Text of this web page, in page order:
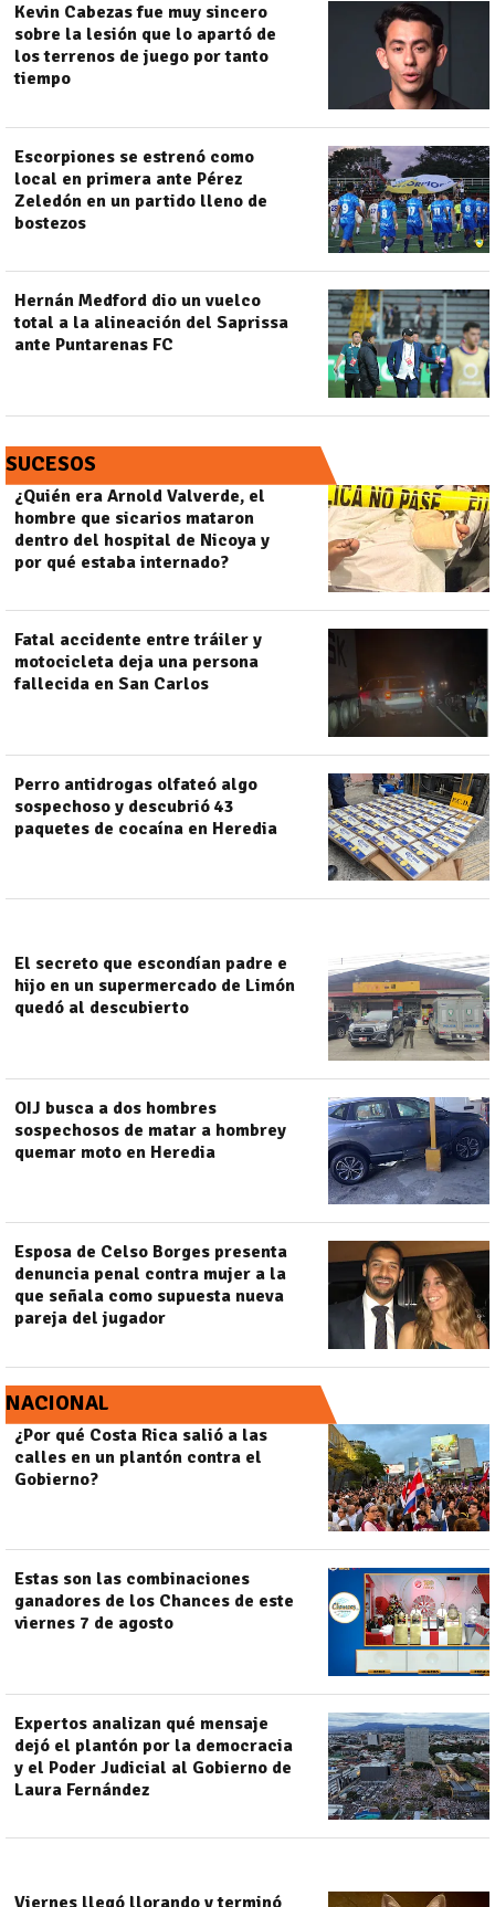
Kevin Cabezas fue muy sincero
sobre la lesión que lo apartó de
los terrenos de juego por tanto
tiempo
Escorpiones se estrenó como
local en primera ante Pérez
Zeledón en un partido lleno de
bostezos
Hernán Medford dio un vuelco
total a la alineación del Saprissa
ante Puntarenas FC
SUCESOS
¿Quién era Arnold Valverde, el
hombre que sicarios mataron
dentro del hospital de Nicoya y
por qué estaba internado?
Fatal accidente entre tráiler y
motocicleta deja una persona
fallecida en San Carlos
Perro antidrogas olfateó algo
sospechoso y descubrió 43
paquetes de cocaína en Heredia
El secreto que escondían padre e
hijo en un supermercado de Limón
quedó al descubierto
OIJ busca a dos hombres
sospechosos de matar a hombrey
quemar moto en Heredia
Esposa de Celso Borges presenta
denuncia penal contra mujer a la
que señala como supuesta nueva
pareja del jugador
NACIONAL
¿Por qué Costa Rica salió a las
calles en un plantón contra el
Gobierno?
Estas son las combinaciones
ganadores de los Chances de este
viernes 7 de agosto
Expertos analizan qué mensaje
dejó el plantón por la democracia
y el Poder Judicial al Gobierno de
Laura Fernández